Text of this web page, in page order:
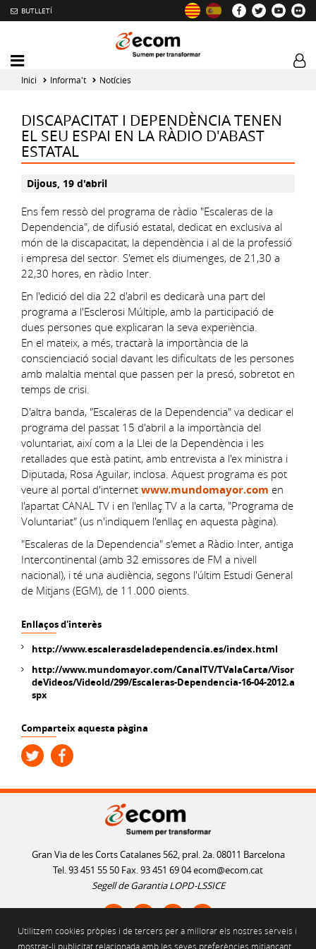
Utilitzem cookies pròpies i de tercers per a millorar els nostres serveis i
mostrar-li publicitat relacionada amb les seves preferències mitjançant
BUTLLETÍ
Mobile
menu
toggler
Inici Informa't Notícies
DISCAPACITAT I DEPENDÈNCIA TENEN
EL SEU ESPAI EN LA RÀDIO D'ABAST
ESTATAL
Dijous, 19 d'abril
Ens fem ressò del programa de ràdio "Escaleras de la
Dependencia", de difusió estatal, dedicat en exclusiva al
món de la discapacitat, la dependència i al de la professió
i empresa del sector. S'emet els diumenges, de 21,30 a
22,30 hores, en ràdio Inter.
En l'edició del dia 22 d'abril es dedicarà una part del
programa a l'Esclerosi Múltiple, amb la participació de
dues persones que explicaran la seva experiència.
En el mateix, a més, tractarà la importància de la
conscienciació social davant les dificultats de les persones
amb malaltia mental que passen per la presó, sobretot en
temps de crisi.
D'altra banda, "Escaleras de la Dependencia" va dedicar el
programa del passat 15 d'abril a la importància del
voluntariat, així com a la Llei de la Dependència i les
retallades que està patint, amb entrevista a l'ex ministra i
Diputada, Rosa Aguilar, inclosa. Aquest programa es pot
veure al portal d'internet www.mundomayor.com en
l'apartat CANAL TV i en l'enllaç TV a la carta, "Programa de
Voluntariat" (us n'indiquem l'enllaç en aquesta pàgina).
"Escaleras de la Dependencia" s'emet a Ràdio Inter, antiga
Intercontinental (amb 32 emissores de FM a nivell
nacional), i té una audiència, segons l'últim Estudi General
de Mitjans (EGM), de 11.000 oients.
Enllaços d'interès
http://www.escalerasdeladependencia.es/index.html
http://www.mundomayor.com/CanalTV/TValaCarta/Visor
deVideos/VideoId/299/Escaleras-Dependencia-16-04-2012.a
spx
Comparteix aquesta pàgina
Gran Via de les Corts Catalanes 562, pral. 2a. 08011 Barcelona
Tel. 93 451 55 50 Fax. 93 451 69 04ecom@ecom.cat
Segell de Garantia LOPD-LSSICE
AVÍS LEGAL